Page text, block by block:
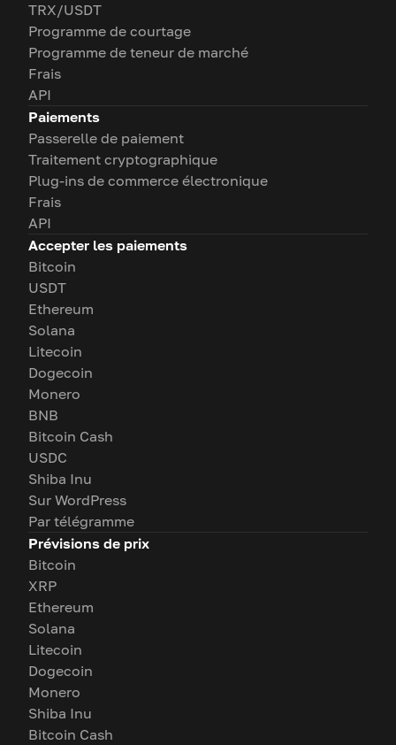
TRX/USDT
Programme de courtage
Programme de teneur de marché
Frais
API
Paiements
Passerelle de paiement
Traitement cryptographique
Plug-ins de commerce électronique
Frais
API
Accepter les paiements
Bitcoin
USDT
Ethereum
Solana
Litecoin
Dogecoin
Monero
BNB
Bitcoin Cash
USDC
Shiba Inu
Sur WordPress
Par télégramme
Prévisions de prix
Bitcoin
XRP
Ethereum
Solana
Litecoin
Dogecoin
Monero
Shiba Inu
Bitcoin Cash